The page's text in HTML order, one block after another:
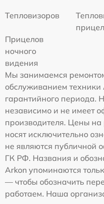
Тепловизоров
Прицелов
ночного
видения
Мы занимаемся
обслуживанием техники
гарантийного периода.
независимо и не имеет
производителя. Цены на
носят исключительно
не являются публичной
ГК РФ. Названия и
Arkon упоминаются
— чтобы обозначить
работаем. Наша